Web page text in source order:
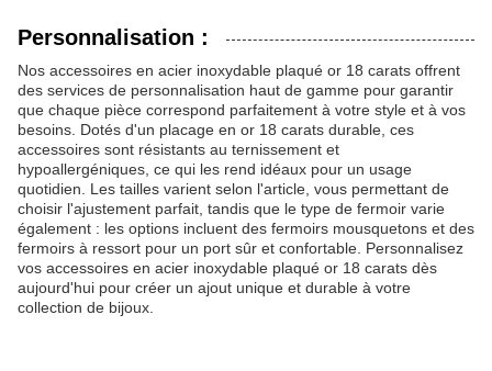
Personnalisation :
Nos accessoires en acier inoxydable plaqué or 18 carats offrent
des services de personnalisation haut de gamme pour garantir
que chaque pièce correspond parfaitement à votre style et à vos
besoins. Dotés d'un placage en or 18 carats durable, ces
accessoires sont résistants au ternissement et
hypoallergéniques, ce qui les rend idéaux pour un usage
quotidien. Les tailles varient selon l'article, vous permettant de
choisir l'ajustement parfait, tandis que le type de fermoir varie
également : les options incluent des fermoirs mousquetons et des
fermoirs à ressort pour un port sûr et confortable. Personnalisez
vos accessoires en acier inoxydable plaqué or 18 carats dès
aujourd'hui pour créer un ajout unique et durable à votre
collection de bijoux.